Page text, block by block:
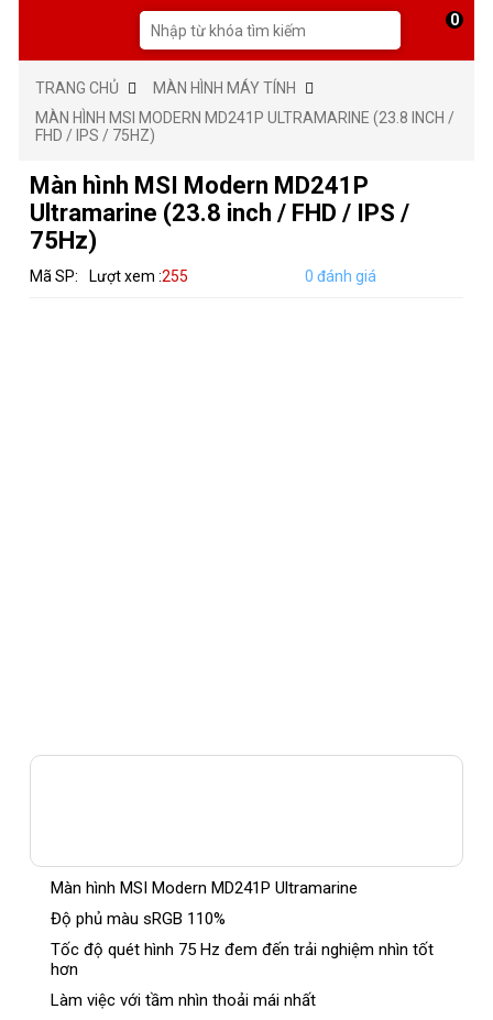
0
TRANG CHỦ
MÀN HÌNH MÁY TÍNH
MÀN HÌNH MSI MODERN MD241P ULTRAMARINE (23.8 INCH /
FHD / IPS / 75HZ)
Màn hình MSI Modern MD241P
Ultramarine (23.8 inch / FHD / IPS /
75Hz)
Mã SP: Lượt xem :255 0 đánh giá
Màn hình MSI Modern MD241P Ultramarine
Độ phủ màu sRGB 110%
Tốc độ quét hình 75 Hz đem đến trải nghiệm nhìn tốt
hơn
Làm việc với tầm nhìn thoải mái nhất